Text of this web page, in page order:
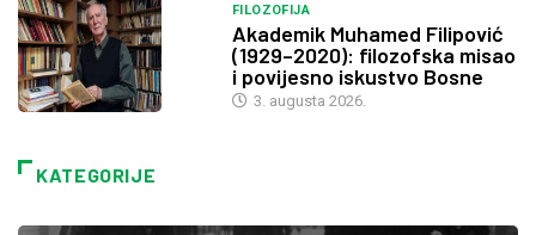
FILOZOFIJA
Akademik Muhamed Filipović
(1929–2020): filozofska misao
i povijesno iskustvo Bosne
3. augusta 2026.
KATEGORIJE